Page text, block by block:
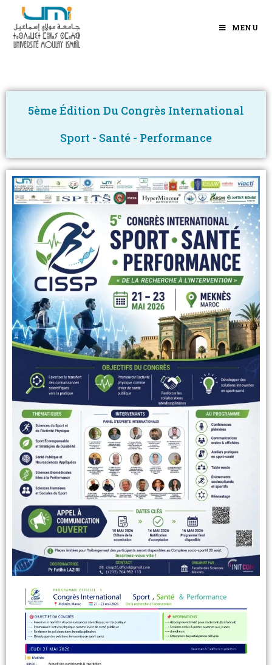
MENU
5ème Édition Du Congrès International
Sport - Santé - Performance